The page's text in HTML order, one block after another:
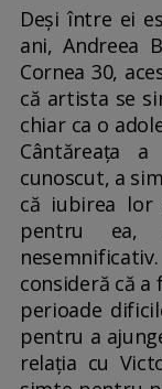
Deși între ei
ani, Andreea
Cornea 30,
că artista se
chiar ca o
Cântăreața
cunoscut, a
că iubirea lor
pentru
consideră că
perioade
pentru a
relația cu